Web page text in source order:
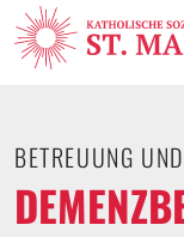
BETREUUNG